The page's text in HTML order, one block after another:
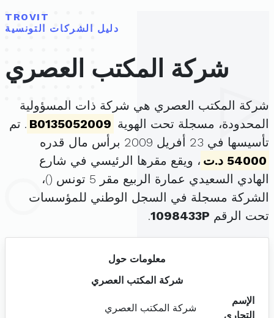
TROVIT
دليل الشركات التونسية
شركة المكتب العصري
شركة المكتب العصري هي شركة ذات المسؤولية
المحدودة، مسجلة تحت الهوية B0135052009 . تم
تأسيسها في 23 أفريل 2009 برأس مال قدره
54000 د.ت
، ويقع مقرها الرئيسي في شارع
الهادي السعيدي عمارة الربيع مقر 5 تونس (
)،
الشركة مسجلة في السجل الوطني للمؤسسات
تحت الرقم 1098433P
.
معلومات حول
شركة المكتب العصري
الإسم
التجاري
شركة المكتب العصري